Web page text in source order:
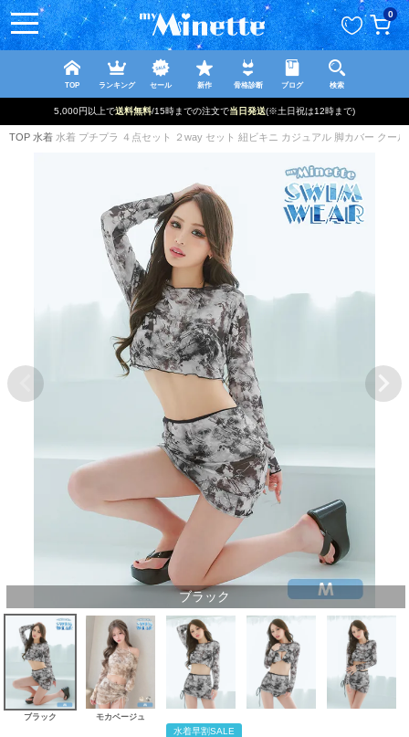
0
TOP ランキング セール 新作 骨格診断 ブログ 検索
5,000円以上で送料無料/15時までの注文で当日発送(※土日祝は12時まで)
TOP 水着 水着 プチプラ ４点セット ２way セット 紐ビキニ カジュアル 脚カバー クー
ブラック
ブラック モカベージュ
水着早割SALE
ペー
ジト
ップ